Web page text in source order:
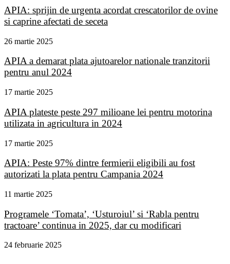
APIA: sprijin de urgenta acordat crescatorilor de ovine
si caprine afectati de seceta
26 martie 2025
APIA a demarat plata ajutoarelor nationale tranzitorii
pentru anul 2024
17 martie 2025
APIA plateste peste 297 milioane lei pentru motorina
utilizata in agricultura in 2024
17 martie 2025
APIA: Peste 97% dintre fermierii eligibili au fost
autorizati la plata pentru Campania 2024
11 martie 2025
Programele ‘Tomata’, ‘Usturoiul’ si ‘Rabla pentru
tractoare’ continua in 2025, dar cu modificari
24 februarie 2025